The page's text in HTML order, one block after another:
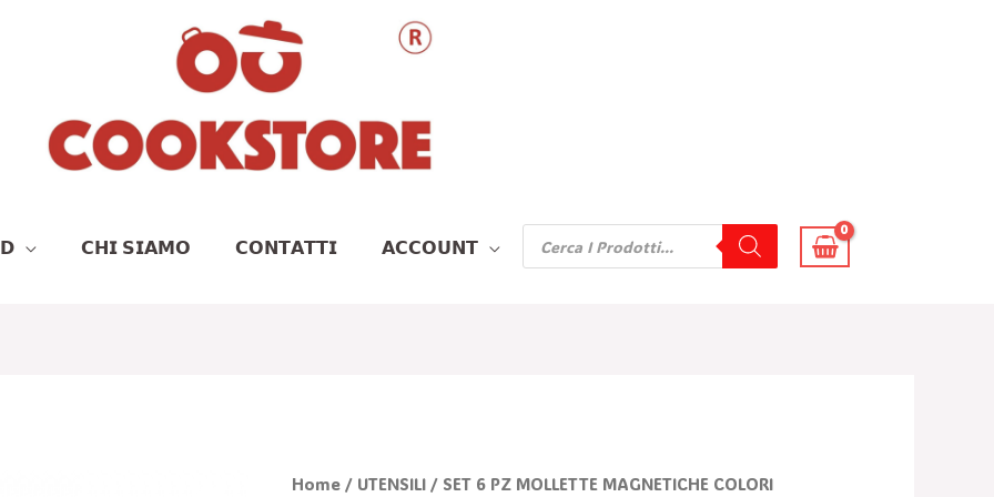
𝗖𝗛𝗜 𝗦𝗜𝗔𝗠𝗢 𝗖𝗢𝗡𝗧𝗔𝗧𝗧𝗜 𝗔𝗖𝗖𝗢𝗨𝗡𝗧
Products
Search
Home / UTENSILI / SET 6 PZ MOLLETTE MAGNETICHE COLORI
Il
Il
SET